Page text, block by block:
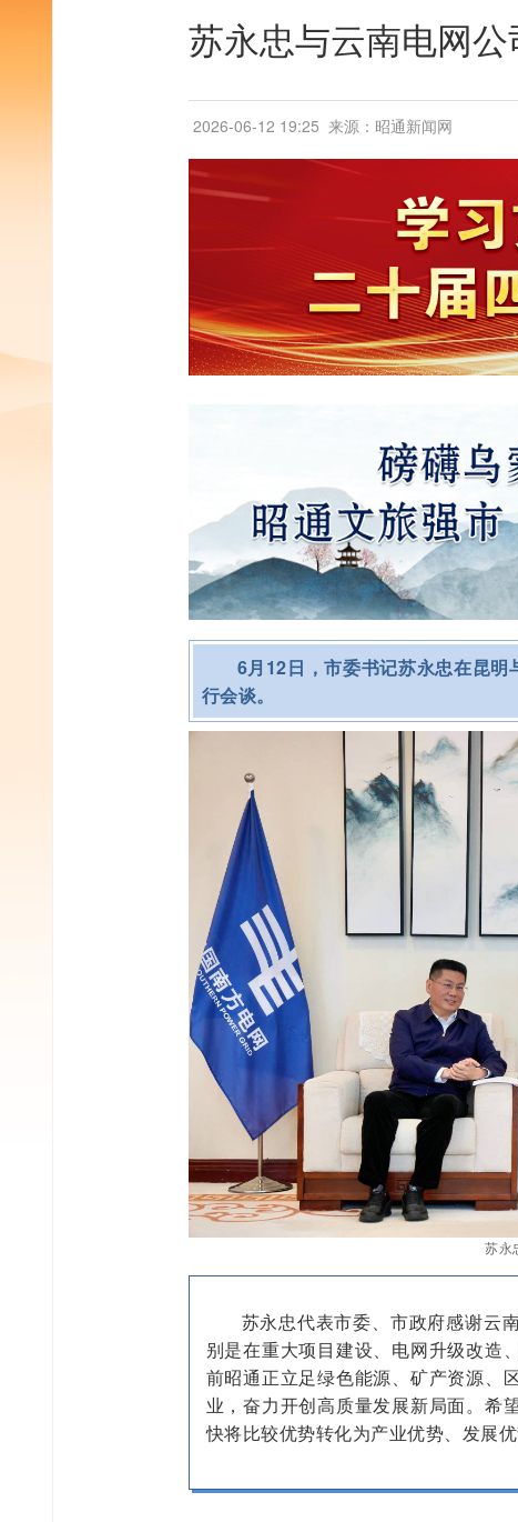
苏永忠与云南电网
2026-06-12 19:25 来源：昭通新闻网
6月12日，市委书记苏永忠在昆
行会谈。
苏永
苏永忠代表市委、市政府感谢云
别是在重大项目建设、电网升级改造
前昭通正立足绿色能源、矿产资源、
业，奋力开创高质量发展新局面。希
快将比较优势转化为产业优势、发展